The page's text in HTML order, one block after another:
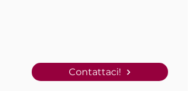
Contattaci!